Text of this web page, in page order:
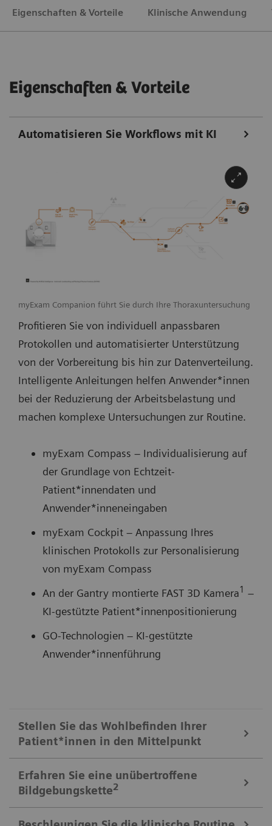
Eigenschaften & Vorteile Klinische Anwendung
Eigenschaften & Vorteile
Automatisieren Sie Workflows mit KI
myExam Companion führt Sie durch Ihre Thoraxuntersuchung
Profitieren Sie von individuell anpassbaren
Protokollen und automatisierter Unterstützung
von der Vorbereitung bis hin zur Datenverteilung.
Intelligente Anleitungen helfen Anwender*innen
bei der Reduzierung der Arbeitsbelastung und
machen komplexe Untersuchungen zur Routine.
myExam Compass – Individualisierung auf
der Grundlage von Echtzeit-
Patient*innendaten und
Anwender*inneneingaben
myExam Cockpit – Anpassung Ihres
klinischen Protokolls zur Personalisierung
von myExam Compass
An der Gantry montierte FAST 3D Kamera1 –
KI-gestützte Patient*innenpositionierung
GO-Technologien – KI-gestützte
Anwender*innenführung
Stellen Sie das Wohlbefinden Ihrer
Patient*innen in den Mittelpunkt
Mobile Workflow – mehr Zeit für Ihre Patient*innen, weniger Zeit
im Kontrollraum
die Patient*innenerfahrung mit dem wegweisenden
Erfahren Sie eine unübertroffene
Bildgebungskette2